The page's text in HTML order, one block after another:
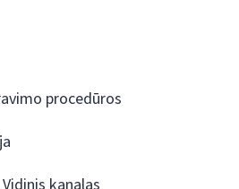
procedūros
kanalas